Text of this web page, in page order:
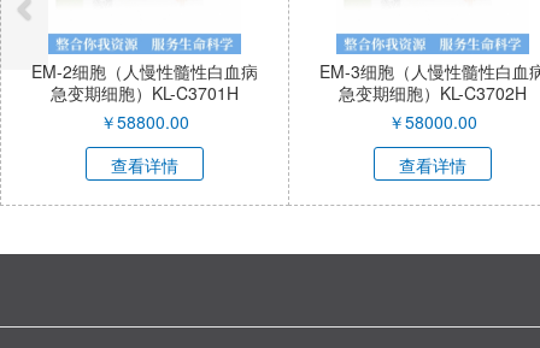
EM-2细胞（人慢性髓性白血病
急变期细胞）KL-C3701H
￥58800.00
查看详情
EM-3细胞（人慢性髓性白血
急变期细胞）KL-C3702H
￥58000.00
查看详情